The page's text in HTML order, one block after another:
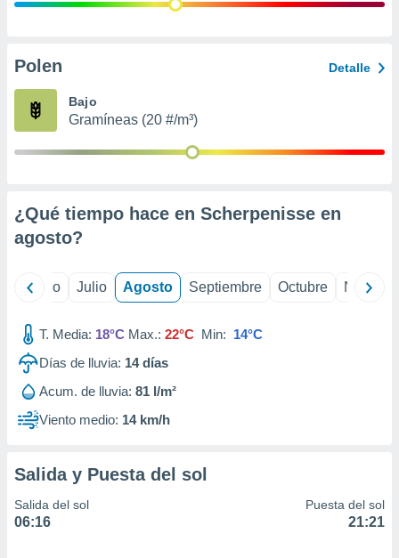
e
publicidad
Polen Detalle
Bajo
Gramíneas (20 #/m³)
¿Qué tiempo hace en Scherpenisse en
agosto?
Junio Julio Agosto Septiembre Octubre
T. Media: 18°C Max.: 22°C Min: 14°C
Días de lluvia: 14días
Acum. de lluvia: 81 l/m²
Viento medio: 14 km/h
Salida y Puesta del sol
Salida del sol
06:16
Puesta del sol
21:21